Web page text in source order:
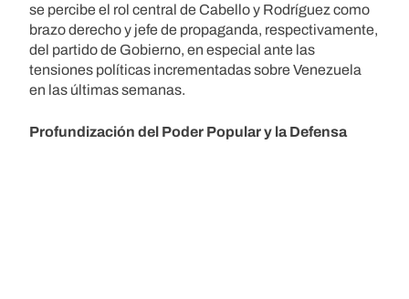
se percibe el rol central de Cabello y Rodríguez como
brazo derecho y jefe de propaganda, respectivamente,
del partido de Gobierno, en especial ante las
tensiones políticas incrementadas sobre Venezuela
en las últimas semanas.
Profundización del Poder Popular y la Defensa